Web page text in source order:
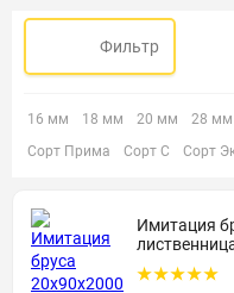
Фильтр
16 мм 18 мм 20 мм 28 мм
Сорт Прима
Сорт С Сорт
Имитация